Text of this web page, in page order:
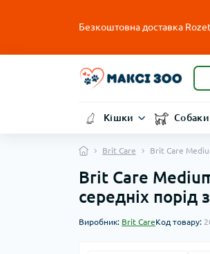
Безкоштовна доставка
Кішки Собаки
Brit Care Brit Care
Brit Care
середніх порід
Виробник: Brit CareКод товару: